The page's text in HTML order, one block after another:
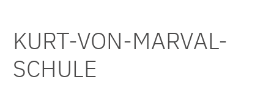
KURT-VON-MARVAL-
SCHULE